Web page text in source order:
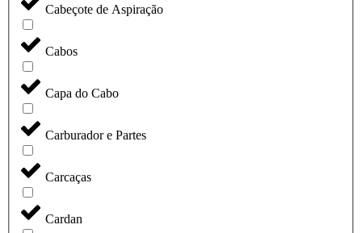
Cabeçote de Aspiração
Cabos
Capa do Cabo
Carburador e Partes
Carcaças
Cardan